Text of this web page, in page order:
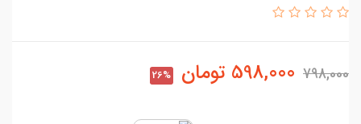
798,000
598,000 تومان 26%